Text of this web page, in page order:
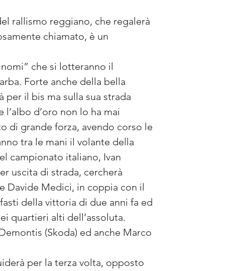
rallismo reggiano, che regalerà
chiamato, è un
che si lotteranno il
Forte anche della bella
il bis ma sulla sua strada
d’oro non lo ha mai
di grande forza, avendo corso le
tra le mani il volante della
campionato italiano, Ivan
uscita di strada, cercherà
Davide Medici, in coppia con il
della vittoria di due anni fa ed
quartieri alti dell’assoluta.
(Skoda) ed anche Marco
per la terza volta, opposto